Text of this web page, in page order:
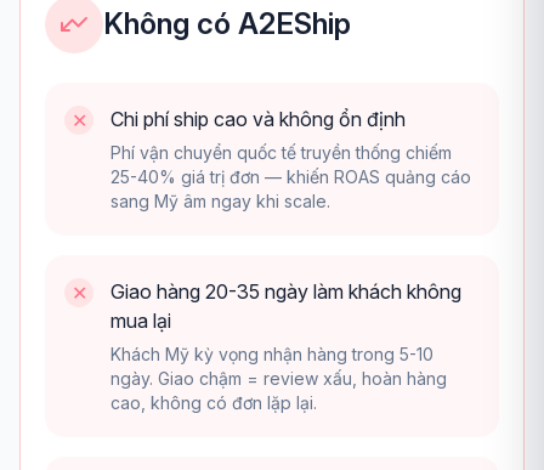
Không có A2EShip
✕ Chi phí ship cao và không ổn định
Phí vận chuyển quốc tế truyền thống chiếm
25-40% giá trị đơn — khiến ROAS quảng cáo
sang Mỹ âm ngay khi scale.
✕
Giao hàng 20-35 ngày làm khách không
mua lại
Khách Mỹ kỳ vọng nhận hàng trong 5-10
ngày. Giao chậm = review xấu, hoàn hàng
cao, không có đơn lặp lại.